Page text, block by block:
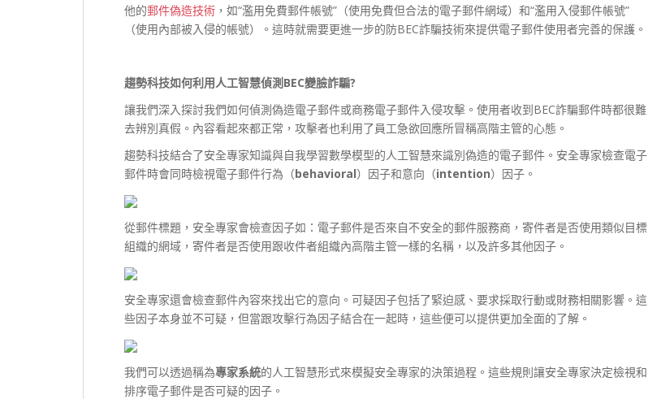
他的郵件偽造技術 ，如“濫用免費郵件帳號”（使用免費但合法的電子郵件網域）和“濫用入侵郵件帳號”
（使用內部被入侵的帳號）。這時就需要更進一步的防BEC詐騙技術來提供電子郵件使用者完善的保護。
趨勢科技如何利用人工智慧偵測BEC變臉詐騙?
讓我們深入探討我們如何偵測偽造電子郵件或商務電子郵件入侵攻擊。使用者收到BEC詐騙郵件時都很難
去辨別真假。內容看起來都正常，攻擊者也利用了員工急欲回應所冒稱高階主管的心態。
趨勢科技結合了安全專家知識與自我學習數學模型的人工智慧來識別偽造的電子郵件。安全專家檢查電子
郵件時會同時檢視電子郵件行為（behavioral）因子和意向（intention）因子。
從郵件標題，安全專家會檢查因子如：電子郵件是否來自不安全的郵件服務商，寄件者是否使用類似目標
組織的網域，寄件者是否使用跟收件者組織內高階主管一樣的名稱，以及許多其他因子。
安全專家還會檢查郵件內容來找出它的意向。可疑因子包括了緊迫感、要求採取行動或財務相關影響。這
些因子本身並不可疑，但當跟攻擊行為因子結合在一起時，這些便可以提供更加全面的了解。
我們可以透過稱為專家系統的人工智慧形式來模擬安全專家的決策過程。這些規則讓安全專家決定檢視和
排序電子郵件是否可疑的因子。